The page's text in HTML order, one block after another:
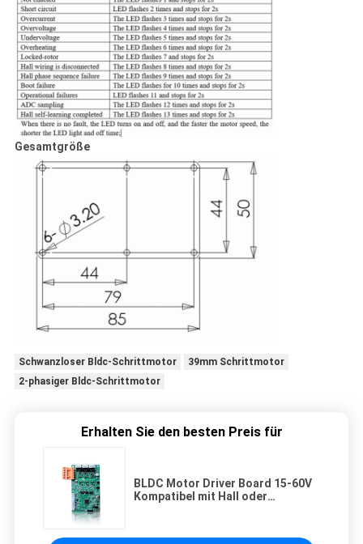
Gesamtgröße
Schwanzloser Bldc-Schrittmotor
39mm Schrittmotor
2-phasiger Bldc-Schrittmotor
Erhalten Sie den besten Preis für
BLDC Motor Driver Board 15-60V
Kompatibel mit Hall oder